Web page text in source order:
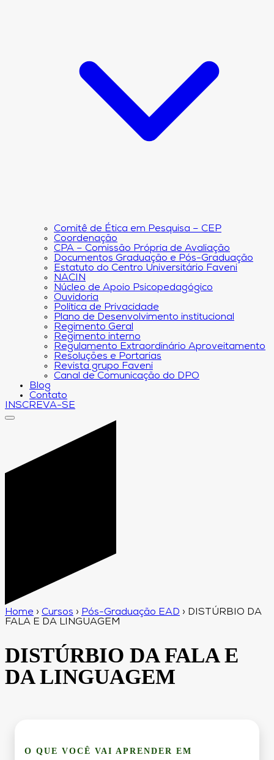
Comitê de Ética em Pesquisa – CEP
Coordenação
CPA – Comissão Própria de Avaliação
Documentos Graduação e Pós-Graduação
Estatuto do Centro Universitário Faveni
NACIN
Núcleo de Apoio Psicopedagógico
Ouvidoria
Política de Privacidade
Plano de Desenvolvimento institucional
Regimento Geral
Regimento interno
Regulamento Extraordinário Aproveitamento
Resoluções e Portarias
Revista grupo Faveni
Canal de Comunicação do DPO
Blog
Contato
INSCREVA-SE
Home › Cursos › Pós-Graduação EAD › DISTÚRBIO DA
FALA E DA LINGUAGEM
DISTÚRBIO DA FALA E
DA LINGUAGEM
O QUE VOCÊ VAI APRENDER EM